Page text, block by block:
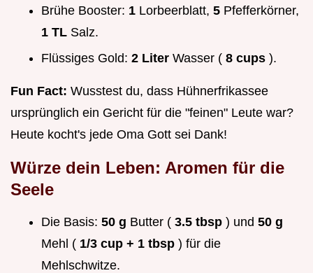
Brühe Booster: 1 Lorbeerblatt, 5 Pfefferkörner,
1 TL Salz.
Flüssiges Gold: 2 Liter Wasser ( 8 cups ).
Fun Fact: Wusstest du, dass Hühnerfrikassee
ursprünglich ein Gericht für die "feinen" Leute war?
Heute kocht's jede Oma Gott sei Dank!
Würze dein Leben: Aromen für die
Seele
Die Basis: 50 g Butter ( 3.5 tbsp ) und 50 g
Mehl ( 1/3 cup + 1 tbsp ) für die
Mehlschwitze.